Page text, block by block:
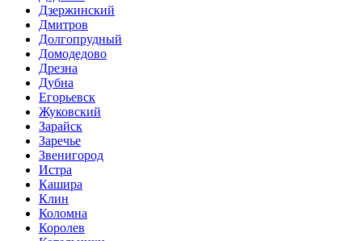
Дзержинский
Дмитров
Долгопрудный
Домодедово
Дрезна
Дубна
Егорьевск
Жуковский
Зарайск
Заречье
Звенигород
Истра
Кашира
Клин
Коломна
Королев